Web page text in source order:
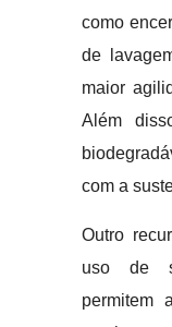
como
de
maior
Além
com a
Outro
uso de
permitem